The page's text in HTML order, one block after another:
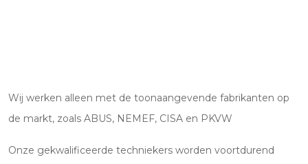
Wij werken alleen met de toonaangevende fabrikanten op
de markt, zoals ABUS, NEMEF, CISA en PKVW
Onze gekwalificeerde techniekers worden voortdurend